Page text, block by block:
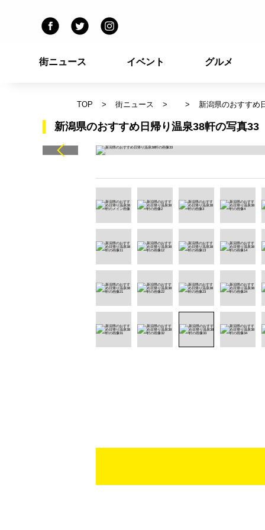
街ニュース イベント グルメ
TOP 街ニュース 新潟県のおすすめ
新潟県のおすすめ日帰り温泉38軒の写真33